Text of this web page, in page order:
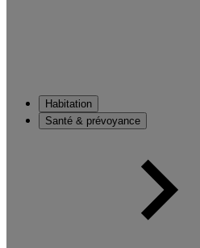
Habitation
Santé & prévoyance